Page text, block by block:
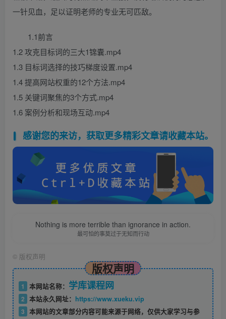
一针见血，足以证明老师的专业无可匹敌。
1.1前言
1.2 攻克目标词的三大1锦囊.mp4
1.3 目标词选择的技巧梯度设置.mp4
1.4 提高网站权重的12个方法.mp4
1.5 关键词聚焦的3个方式.mp4
1.6 案例分析和现场互动.mp4
感谢您的来访，获取更多精彩文章请收藏本站。
Nothing is more terrible than ignorance in action.
最可怕的事莫过于无知而行动
© 版权声明
版权声明
1 本网站名称： 学库课程网
2 本站永久网址： https://www.xueku.vip
3 本网站的文章部分内容可能来源于网络，仅供大家学习与参